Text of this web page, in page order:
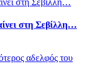
στη Σεβίλλη…